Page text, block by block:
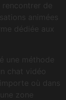
rencontrer de
animées
dédiée aux
une méthode
chat vidéo
où dans
zone